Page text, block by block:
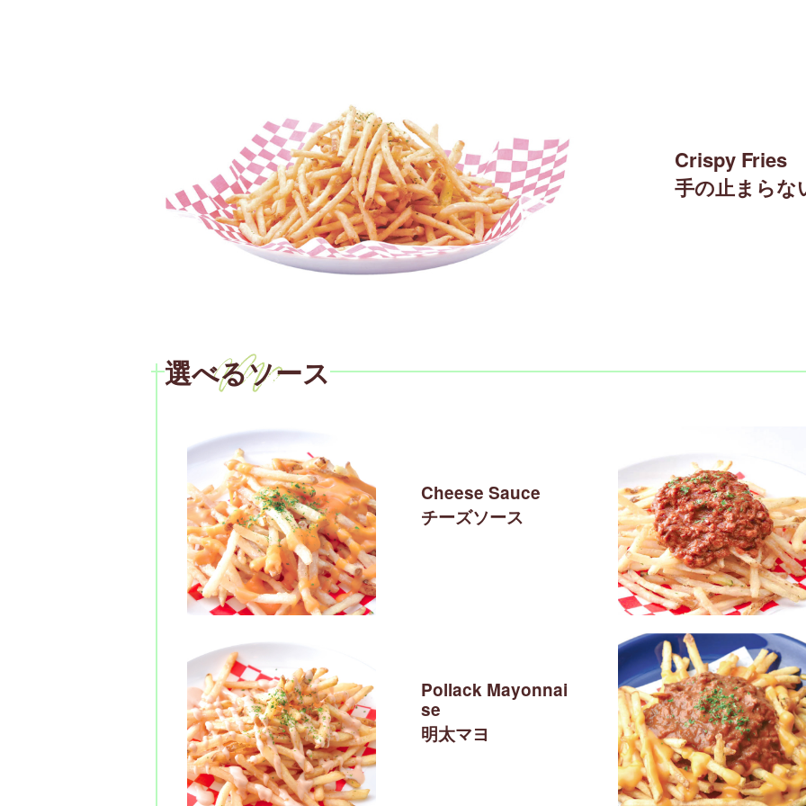
Crispy Fries
手の止まらな
選べるソース
Cheese Sauce
チーズソース
Pollack Mayonnai
se
明太マヨ